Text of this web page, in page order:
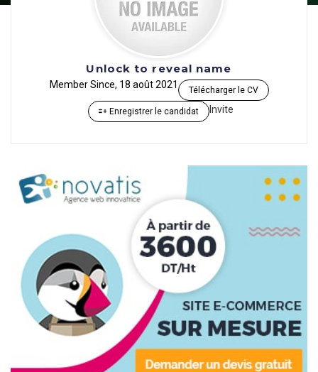
Unlock to reveal name
Member Since, 18 août 2021 Télécharger le CV
Enregistrer le candidat Invite